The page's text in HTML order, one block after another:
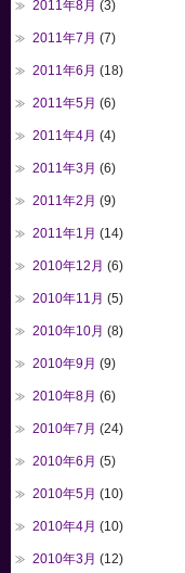
2011年8月 (3)
2011年7月 (7)
2011年6月 (18)
2011年5月 (6)
2011年4月 (4)
2011年3月 (6)
2011年2月 (9)
2011年1月 (14)
2010年12月 (6)
2010年11月 (5)
2010年10月 (8)
2010年9月 (9)
2010年8月 (6)
2010年7月 (24)
2010年6月 (5)
2010年5月 (10)
2010年4月 (10)
2010年3月 (12)